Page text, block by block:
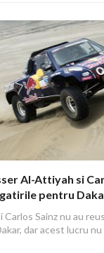
Al-Attiyah si
pentru
Sainz nu au
dar acest lucru